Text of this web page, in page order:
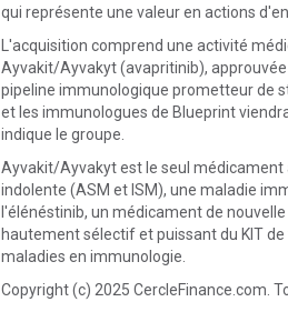
qui représente une valeur en actions
L'acquisition comprend une activité
Ayvakit/Ayvakyt (avapritinib),
pipeline immunologique prometteur de
et les immunologues de Blueprint
indique le groupe.
Ayvakit/Ayvakyt est le seul
indolente (ASM et ISM), une maladie
l'élénéstinib, un médicament de
hautement sélectif et puissant du KIT
maladies en immunologie.
Copyright (c) 2025 CercleFinance.com.